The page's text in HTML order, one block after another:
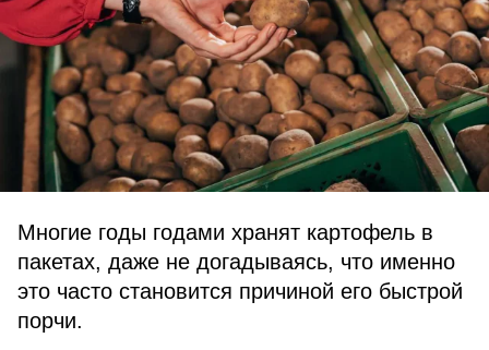
Многие годы годами хранят картофель в
пакетах, даже не догадываясь, что именно
это часто становится причиной его быстрой
порчи.